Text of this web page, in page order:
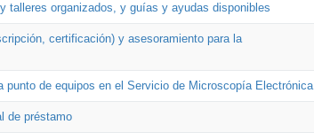
talleres organizados, y guías y ayudas disponibles
certificación) y asesoramiento para la
de equipos en el Servicio de Microscopía Electrónica
de préstamo